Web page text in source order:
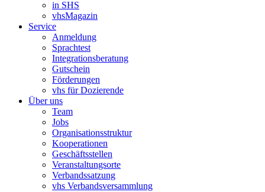
in SHS
vhsMagazin
Service
Anmeldung
Sprachtest
Integrationsberatung
Gutschein
Förderungen
vhs für Dozierende
Über uns
Team
Jobs
Organisationsstruktur
Kooperationen
Geschäftsstellen
Veranstaltungsorte
Verbandssatzung
vhs Verbandsversammlung